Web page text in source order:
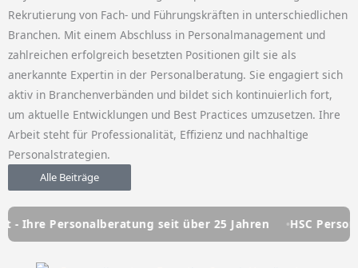
Rekrutierung von Fach- und Führungskräften in unterschiedlichen
Branchen. Mit einem Abschluss in Personalmanagement und
zahlreichen erfolgreich besetzten Positionen gilt sie als
anerkannte Expertin in der Personalberatung. Sie engagiert sich
aktiv in Branchenverbänden und bildet sich kontinuierlich fort,
um aktuelle Entwicklungen und Best Practices umzusetzen. Ihre
Arbeit steht für Professionalität, Effizienz und nachhaltige
Personalstrategien.
Alle Beiträge
seit über 25 Jahren HSC